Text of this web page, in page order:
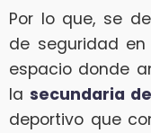
Por lo que, se
de seguridad
espacio donde
la secundaria
deportivo que